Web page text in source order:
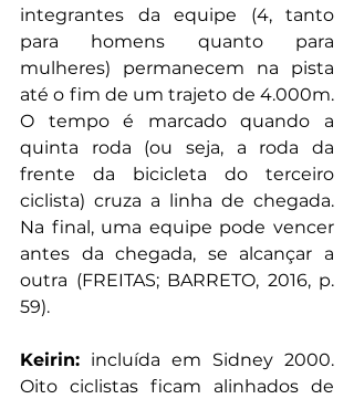
integrantes da equipe (4, tanto
para homens quanto para
mulheres) permanecem na pista
até o fim de um trajeto de 4.000m.
O tempo é marcado quando a
quinta roda (ou seja, a roda da
frente da bicicleta do terceiro
ciclista) cruza a linha de chegada.
Na final, uma equipe pode vencer
antes da chegada, se alcançar a
outra (FREITAS; BARRETO, 2016, p.
59).
Keirin: incluída em Sidney 2000.
Oito ciclistas ficam alinhados de